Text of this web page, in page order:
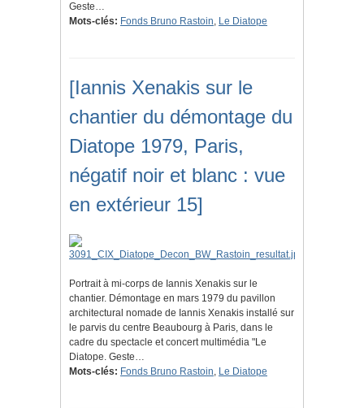
Geste…
Mots-clés: Fonds Bruno Rastoin, Le Diatope
[Iannis Xenakis sur le
chantier du démontage du
Diatope 1979, Paris,
négatif noir et blanc : vue
en extérieur 15]
Portrait à mi-corps de Iannis Xenakis sur le
chantier. Démontage en mars 1979 du pavillon
architectural nomade de Iannis Xenakis installé sur
le parvis du centre Beaubourg à Paris, dans le
cadre du spectacle et concert multimédia "Le
Diatope. Geste…
Mots-clés: Fonds Bruno Rastoin, Le Diatope